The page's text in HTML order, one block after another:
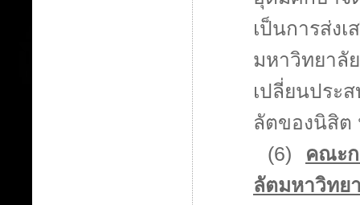
เป็นการส่ง
มหาวิทยาลั
เปลี่ยนประ
ลัตของนิสิต
(6) คณะ
ลัตมหาวิทย